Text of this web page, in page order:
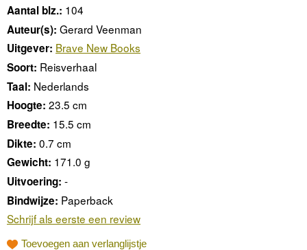
Aantal blz.: 104
Auteur(s): Gerard Veenman
Uitgever: Brave New Books
Soort: Reisverhaal
Taal: Nederlands
Hoogte: 23.5 cm
Breedte: 15.5 cm
Dikte: 0.7 cm
Gewicht: 171.0 g
Uitvoering: -
Bindwijze: Paperback
Schrijf als eerste een review
Toevoegen aan verlanglijstje